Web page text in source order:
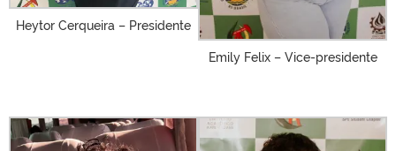
Heytor Cerqueira – Presidente
Emily Felix – Vice-presidente